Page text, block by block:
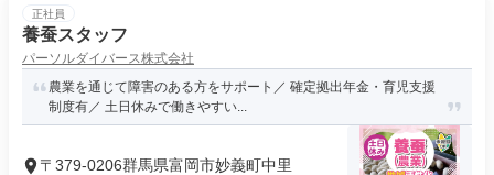
正社員
養蚕スタッフ
パーソルダイバース株式会社
農業を通じて障害のある方をサポート／ 確定拠出年金・育児支援
制度有／ 土日休みで働きやすい...
〒379-0206群馬県富岡市妙義町中里